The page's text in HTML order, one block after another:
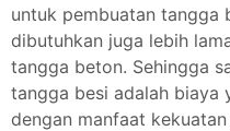
untuk pembuatan tangga
dibutuhkan juga lebih
tangga beton. Sehingga
tangga besi adalah biaya
dengan manfaat